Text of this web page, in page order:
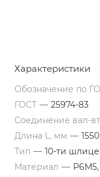
Характеристики
Обозначение по
ГОСТ — 25974-83
Соединение вал-
Длина L, мм — 1550
Тип — 10-ти
Материал —